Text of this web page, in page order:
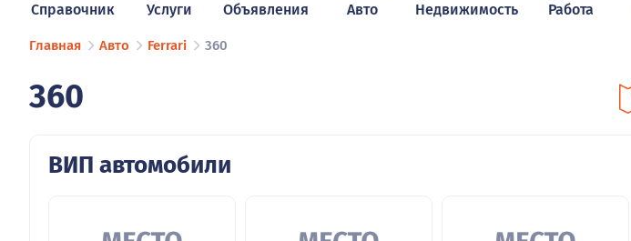
Справочник Услуги Объявления Авто Недвижимость Работа
Главная Авто Ferrari 360
360
ВИП автомобили